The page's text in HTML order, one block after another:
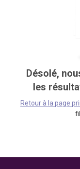
Désolé,
les
Retour à la page